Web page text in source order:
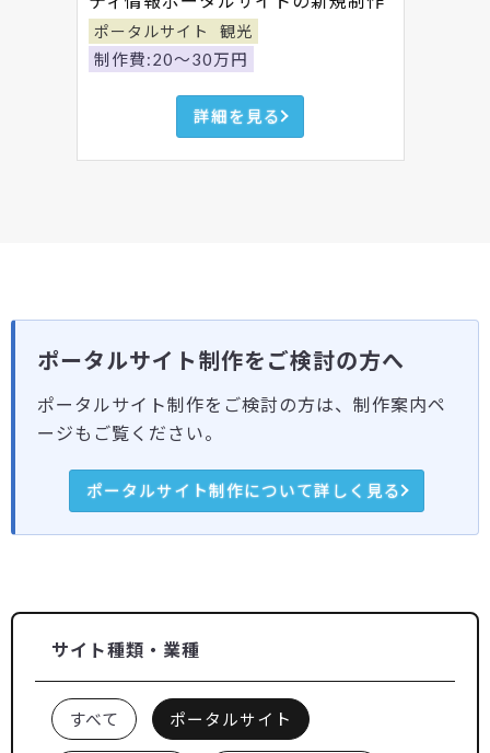
ポータルサイト 観光
制作費:20～30万円
詳細を見る
ポータルサイト制作をご検討の方へ
ポータルサイト制作をご検討の方は、制作案内ペ
ージもご覧ください。
ポータルサイト制作について詳しく見る
サイト種類・業種
すべて ポータルサイト